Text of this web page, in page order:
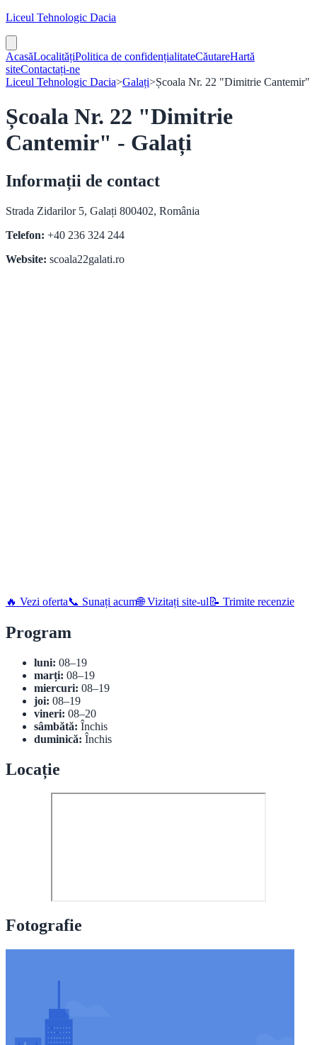
Liceul Tehnologic Dacia
AcasăLocalitățiPolitica de confidențialitateCăutareHartă
siteContactați-ne
Liceul Tehnologic Dacia>Galați>Școala Nr. 22 "Dimitrie Cantemir"
Școala Nr. 22 "Dimitrie
Cantemir" - Galați
Informații de contact
Strada Zidarilor 5, Galați 800402, România
Telefon: +40 236 324 244
Website: scoala22galati.ro
🔥 Vezi oferta📞 Sunați acum🌐 Vizitați site-ul 📝 Trimite recenzie
Program
luni: 08–19
marți: 08–19
miercuri: 08–19
joi: 08–19
vineri: 08–20
sâmbătă: Închis
duminică: Închis
Locație
Fotografie